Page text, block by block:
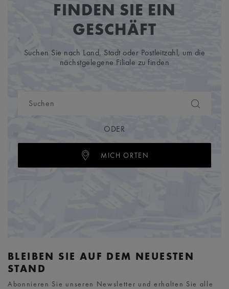
FINDEN SIE EIN
GESCHÄFT
Suchen Sie nach Land, Stadt oder Postleitzahl, um die
nächstgelegene Filiale zu finden
ODER
MICH ORTEN
BLEIBEN SIE AUF DEM NEUESTEN
STAND
Abonnieren Sie unseren Newsletter und erhalten Sie alle